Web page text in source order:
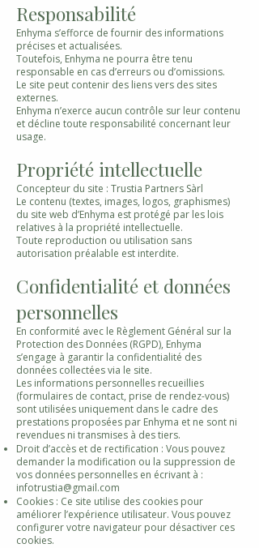
Responsabilité
Enhyma s’efforce de fournir des informations
précises et actualisées.
Toutefois, Enhyma ne pourra être tenu
responsable en cas d’erreurs ou d’omissions.
Le site peut contenir des liens vers des sites
externes.
Enhyma n’exerce aucun contrôle sur leur contenu
et décline toute responsabilité concernant leur
usage.
Propriété intellectuelle
​Concepteur du site : Trustia Partners Sàrl
Le contenu (textes, images, logos, graphismes)
du site web d’Enhyma est protégé par les lois
relatives à la propriété intellectuelle.
Toute reproduction ou utilisation sans
autorisation préalable est interdite.
Confidentialité et données
personnelles
En conformité avec le Règlement Général sur la
Protection des Données (RGPD), Enhyma
s’engage à garantir la confidentialité des
données collectées via le site.
Les informations personnelles recueillies
(formulaires de contact, prise de rendez-vous)
sont utilisées uniquement dans le cadre des
prestations proposées par Enhyma et ne sont ni
revendues ni transmises à des tiers.
Droit d’accès et de rectification : Vous pouvez
demander la modification ou la suppression de
vos données personnelles en écrivant à :
infotrustia@gmail.com
Cookies : Ce site utilise des cookies pour
améliorer l’expérience utilisateur. Vous pouvez
configurer votre navigateur pour désactiver ces
cookies.